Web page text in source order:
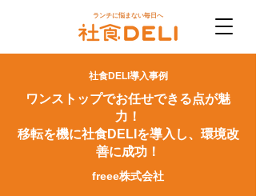
ランチに悩まない毎日へ
​社食DELI導入事例
ワンストップでお任せできる点が魅
力！
移転を機に社食DELIを導入し、環境改
善に成功！
freee株式会社